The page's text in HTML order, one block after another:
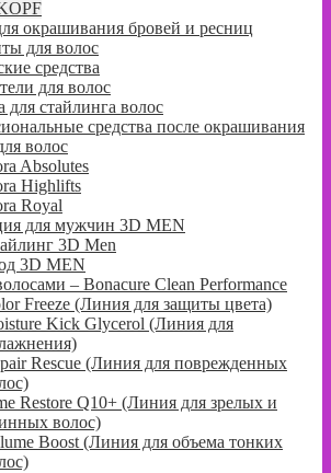
окрашивания бровей и ресниц
для волос
средства
для волос
для стайлинга волос
средства после окрашивания
волос
Absolutes
Highlifts
Royal
для мужчин 3D MEN
3D Men
3D MEN
– Bonacure Clean Performance
Freeze (Линия для защиты цвета)
Kick Glycerol (Линия для
Rescue (Линия для поврежденных
Restore Q10+ (Линия для зрелых и
волос)
Boost (Линия для объема тонких